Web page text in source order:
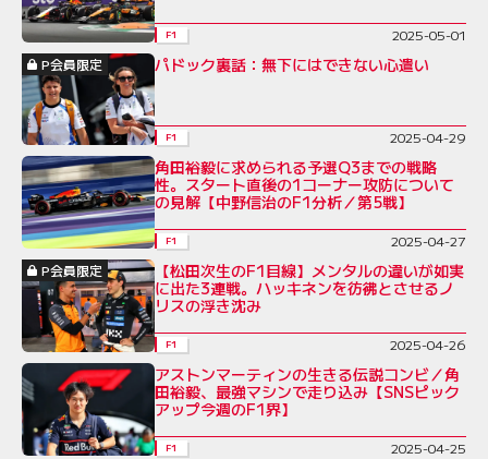
F1
2025-05-01
P会員限定
パドック裏話：無下にはできない心遣い
F1 2025-04-29
角田裕毅に求められる予選Q3までの戦略
性。スタート直後の1コーナー攻防について
の見解【中野信治のF1分析／第5戦】
F1
2025-04-27
P会員限定
【松田次生のF1目線】メンタルの違いが如実
に出た3連戦。ハッキネンを彷彿とさせるノ
リスの浮き沈み
F1 2025-04-26
アストンマーティンの生きる伝説コンビ／角
田裕毅、最強マシンで走り込み【SNSピック
アップ今週のF1界】
F1
2025-04-25